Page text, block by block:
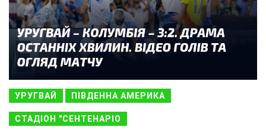
УРУГВАЙ ПІВДЕННА АМЕРИКА
СТАДІОН "СЕНТЕНАРІО